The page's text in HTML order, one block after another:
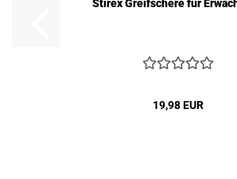
Stirex Greifschere für
19,98 EUR